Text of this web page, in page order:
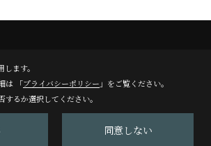
Co.,Ltd. All Rights Reserved.
エイト
ます。
は 「プライバシーポリシー 」をご覧ください。
るか選択してください。
同意しない